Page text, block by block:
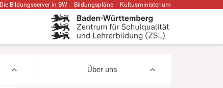
Die Bildungsserver in BW Bildungspläne Kultusministerium
Über uns